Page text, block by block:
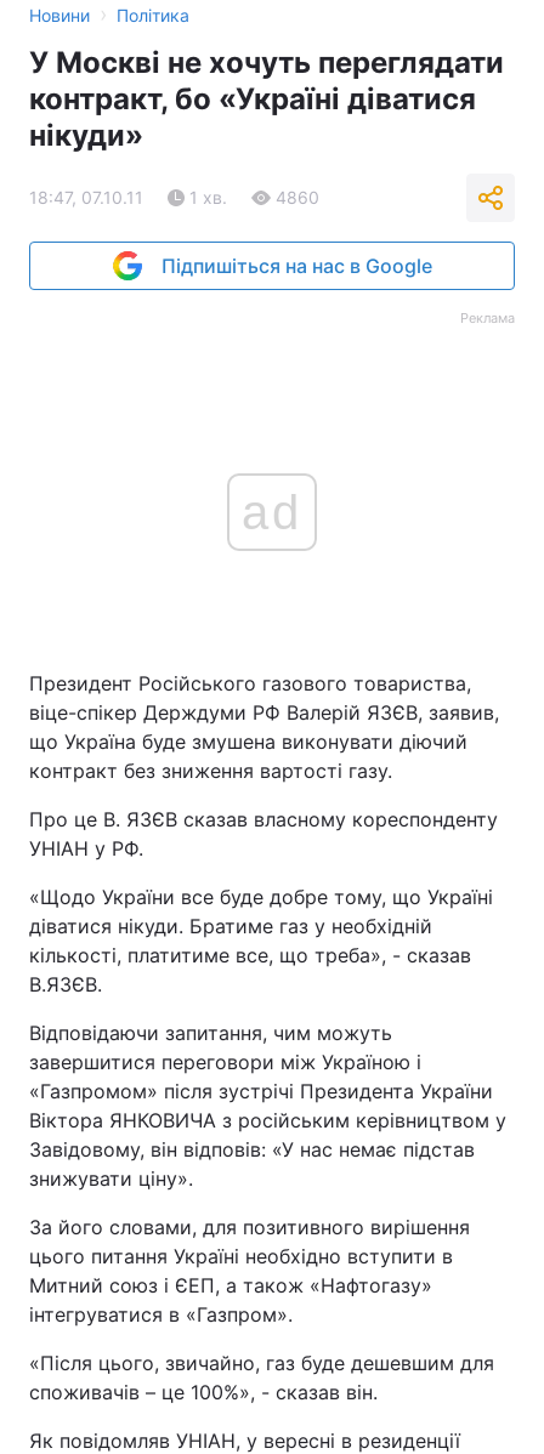
Новини › Політика
У Москві не хочуть переглядати
контракт, бо «Україні діватися
нікуди»
18:47, 07.10.11 1 хв. 4860
Підпишіться на нас в Google
Реклама
ad
Президент Російського газового товариства,
віце-спікер Держдуми РФ Валерій ЯЗЄВ, заявив,
що Україна буде змушена виконувати діючий
контракт без зниження вартості газу.
Про це В. ЯЗЄВ сказав власному кореспонденту
УНІАН у РФ.
«Щодо України все буде добре тому, що Україні
діватися нікуди. Братиме газ у необхідній
кількості, платитиме все, що треба», - сказав
В.ЯЗЄВ.
Відповідаючи запитання, чим можуть
завершитися переговори між Україною і
«Газпромом» після зустрічі Президента України
Віктора ЯНКОВИЧА з російським керівництвом у
Завідовому, він відповів: «У нас немає підстав
знижувати ціну».
За його словами, для позитивного вирішення
цього питання Україні необхідно вступити в
Митний союз і ЄЕП, а також «Нафтогазу»
інтегруватися в «Газпром».
«Після цього, звичайно, газ буде дешевшим для
споживачів – це 100%», - сказав він.
Як повідомляв УНІАН, у вересні в резиденції